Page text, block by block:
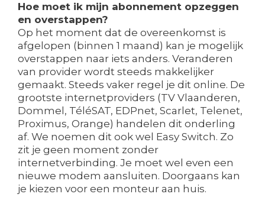
Hoe moet ik mijn abonnement opzeggen
en overstappen?
Op het moment dat de overeenkomst is
afgelopen (binnen 1 maand) kan je mogelijk
overstappen naar iets anders. Veranderen
van provider wordt steeds makkelijker
gemaakt. Steeds vaker regel je dit online. De
grootste internetproviders (TV Vlaanderen,
Dommel, TéléSAT, EDPnet, Scarlet, Telenet,
Proximus, Orange) handelen dit onderling
af. We noemen dit ook wel Easy Switch. Zo
zit je geen moment zonder
internetverbinding. Je moet wel even een
nieuwe modem aansluiten. Doorgaans kan
je kiezen voor een monteur aan huis.